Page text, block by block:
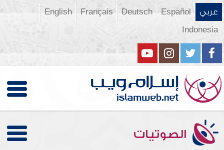
عربي Español
Deutsch
Français
English
Indonesia
الصوتيات